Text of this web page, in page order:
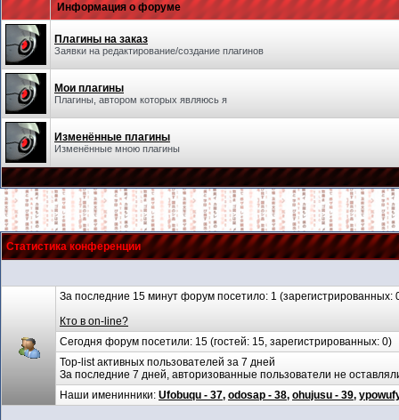
Информация о форуме
Плагины на заказ
Заявки на редактирование/создание плагинов
Мои плагины
Плагины, автором которых являюсь я
Изменённые плагины
Изменённые мною плагины
Статистика конференции
За последние 15 минут форум посетило: 1 (зарегистрированных:
Кто в on-line?
Сегодня форум посетили: 15 (гостей: 15, зарегистрированных: 0)
Top-list активных пользователей за 7 дней
За последние 7 дней, авторизованные пользователи не
Наши именинники: Ufobuqu - 37, odosap - 38, ohujusu - 39,